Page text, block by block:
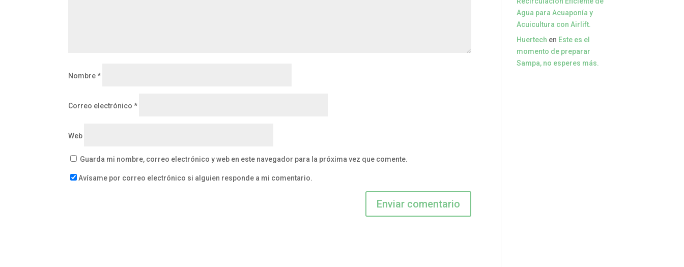
Nombre*
Correo electrónico*
Web
Guarda mi nombre, correo electrónico y web en este navegador para la próxima vez que comente.
Avísame por correo electrónico si alguien responde a mi comentario.
Agua para Acuaponía y
Acuicultura con Airlift.
Huertech en Este es el
momento de preparar
Sampa, no esperes más.